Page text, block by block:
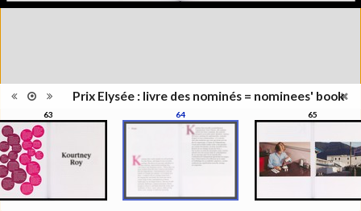
Prix Elysée : livre des nominés = nominees' book
63 64 65